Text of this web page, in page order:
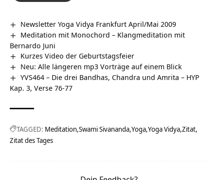
Newsletter Yoga Vidya Frankfurt April/Mai 2009
Meditation mit Monochord – Klangmeditation mit
Bernardo Juni
Kurzes Video der Geburtstagsfeier
Neu: Alle längeren mp3 Vorträge auf einem Blick
YVS464 – Die drei Bandhas, Chandra und Amrita – HYP
Kap. 3, Verse 76-77
TAGGED: Meditation Swami Sivananda Yoga Yoga Vidya Zitat
Zitat des Tages